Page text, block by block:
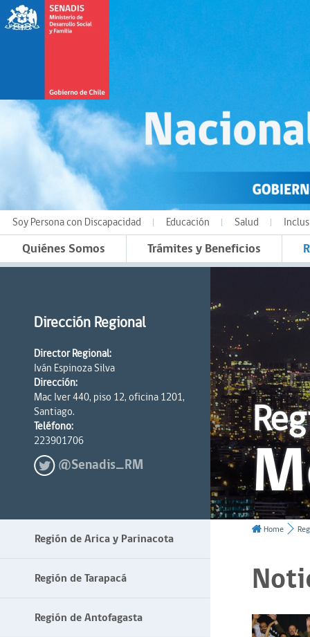
Soy Persona con Discapacidad Educación Salud
Quiénes Somos Trámites y Beneficios
Dirección Regional
Director Regional:
Iván Espinoza Silva
Dirección:
Mac Iver 440, piso 12, oficina 1201,
Santiago.
Teléfono:
223901706
@Senadis_RM
Región de Arica y Parinacota
Región de Tarapacá
Región de Antofagasta
Home